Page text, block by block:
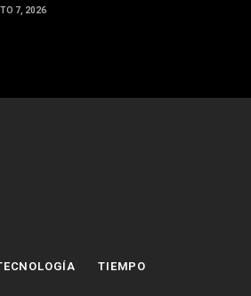
7, 2026
TIEMPO